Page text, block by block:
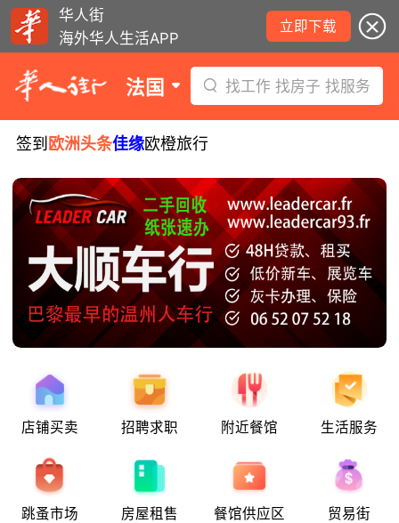
华人街
海外华人生活APP
立即下载
法国 找工作 找房子 找服务
签到 欧洲头条佳缘欧橙旅行
店铺买卖 招聘求职 附近餐馆 生活服务
跳蚤市场 房屋租售 餐馆供应区 贸易街
八月十五警惕恐袭！